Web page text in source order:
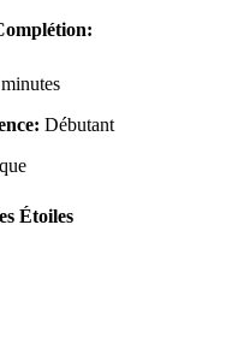
Débutant
Étoiles